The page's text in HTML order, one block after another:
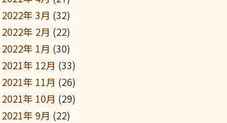
2022年 3月 (32)
2022年 2月 (22)
2022年 1月 (30)
2021年 12月 (33)
2021年 11月 (26)
2021年 10月 (29)
2021年 9月 (22)